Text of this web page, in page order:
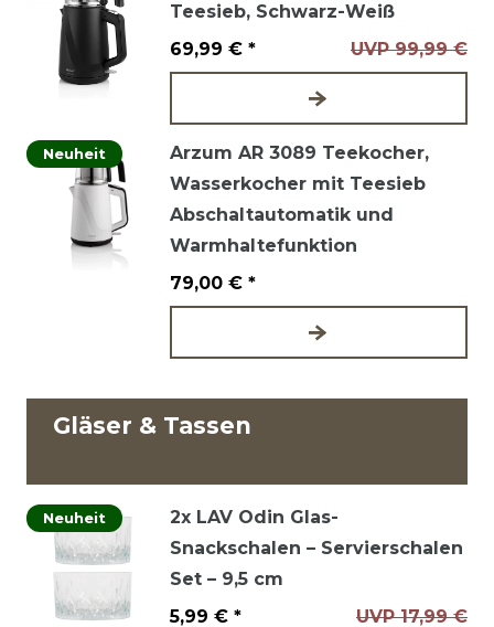
Teesieb, Schwarz-Weiß
UVP 99,99 €
69,99 € *
Neuheit
Arzum AR 3089 Teekocher,
Wasserkocher mit Teesieb
Abschaltautomatik und
Warmhaltefunktion
79,00 € *
Gläser & Tassen
Neuheit
2x LAV Odin Glas-
Snackschalen – Servierschalen
Set – 9,5 cm
UVP 17,99 €
5,99 € *